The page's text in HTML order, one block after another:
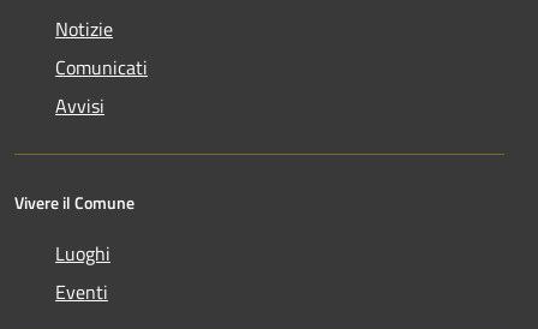
Notizie
Comunicati
Avvisi
Vivere il Comune
Luoghi
Eventi